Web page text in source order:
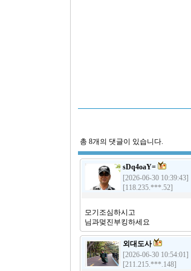
총 8개의 댓글이 있습니다.
sDq4oaY=
[2026-06-30 10:39:43]
[118.235.***.52]
모기조심하시고
님과멎진부킹하세요
외대도사
[2026-06-30 10:54:01]
[211.215.***.148]